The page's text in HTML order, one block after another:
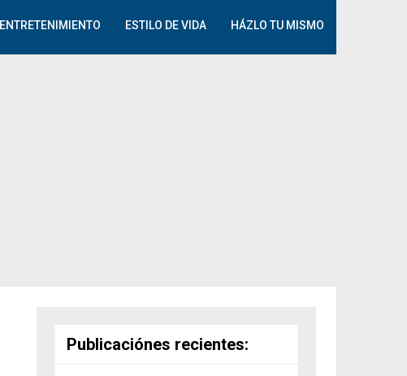
ENTRETENIMIENTO ESTILO DE VIDA HÁZLO TU MISMO
Publicaciónes recientes: